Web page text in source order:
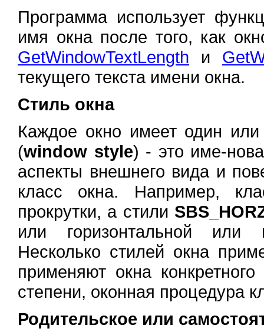
Программа использует
имя окна после того, как
GetWindowTextLength и
текущего текста имени окна.
Стиль окна
Каждое окно имеет один
(window style) - это име-
аспекты внешнего вида и
класс окна. Например,
прокрутки, а стили
или горизонтальной или
Несколько стилей окна
применяют окна
степени, оконная процедура
Родительское или